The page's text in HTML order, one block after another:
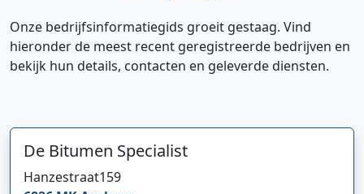
Onze bedrijfsinformatiegids groeit gestaag. Vind
hieronder de meest recent geregistreerde bedrijven en
bekijk hun details, contacten en geleverde diensten.
De Bitumen Specialist
Hanzestraat159